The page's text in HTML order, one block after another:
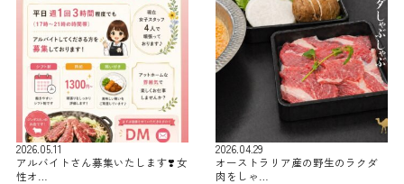
2026.05.11
アルバイトさん募集いたします❣️ 女
性オ…
2026.04.29
オーストラリア産の野生のラクダ
肉をしゃ…